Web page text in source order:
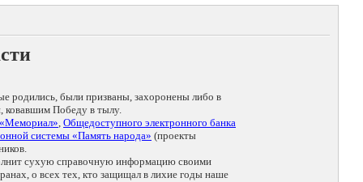
родились, были призваны, захоронены либо в
ковавшим Победу в тылу.
, Общедоступного электронного банка
системы «Память народа» (проекты
сухую справочную информацию своими
о всех тех, кто защищал в лихие годы наше